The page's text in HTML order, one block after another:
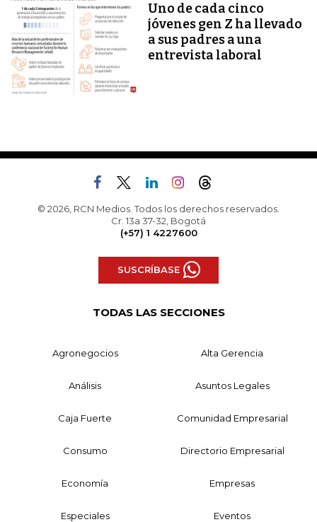
Uno de cada cinco
jóvenes gen Z ha llevado
a sus padres a una
entrevista laboral
© 2026, RCN Medios. Todos los derechos reservados.
Cr. 13a 37-32, Bogotá
(+57) 1 4227600
SUSCRÍBASE
TODAS LAS SECCIONES
Agronegocios Alta Gerencia
Análisis Asuntos Legales
Caja Fuerte Comunidad Empresarial
Consumo Directorio Empresarial
Economía Empresas
Especiales Eventos